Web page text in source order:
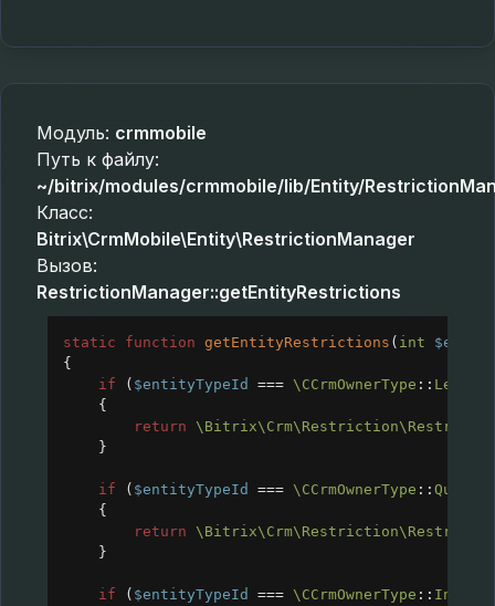
Модуль: crmmobile
Путь к файлу:
~/bitrix/modules/crmmobile/lib/Entity/
Класс:
Bitrix\CrmMobile\Entity\RestrictionManager
Вызов:
RestrictionManager::getEntityRestrictions
static function getEntityRestrictions ( int
{
if ( $entityTypeId === \CCrmOwnerType :: Lead
{
return
}
if ( $entityTypeId === \CCrmOwnerType :: Quote
{
return
}
if ( $entityTypeId === \CCrmOwnerType :: Invoice